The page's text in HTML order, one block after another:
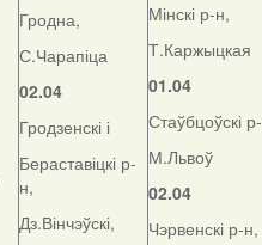
Гродна,
С.Чарапіца
02.04
Гродзенскі і
Бераставіцкі р-
н,
Дз.Вінчэўскі,
Мінскі р-н,
Т.Каржыцкая
01.04
Стаўбцоўскі
М.Львоў
02.04
Чэрвенскі р-н,